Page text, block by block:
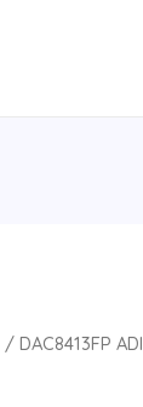
/ DAC8413FP ADI